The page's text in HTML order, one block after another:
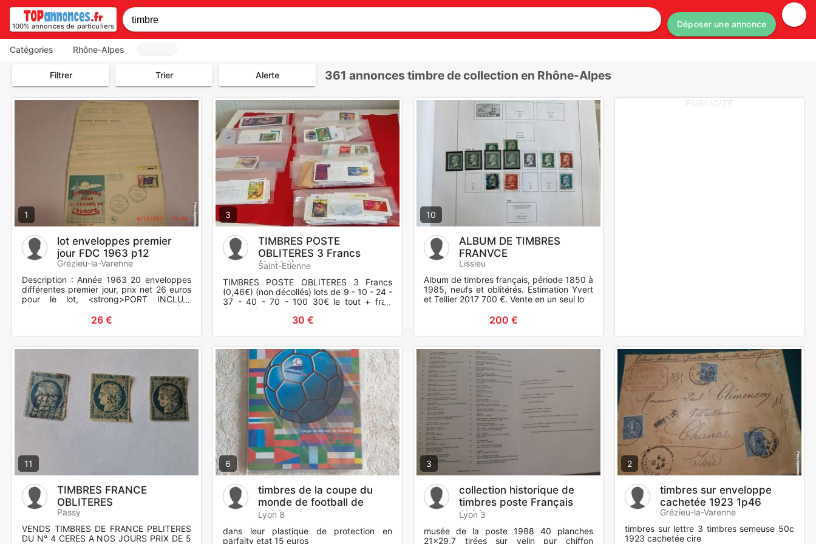
100% annonces de particuliers Déposer une annonce
Catégories Rhône-Alpes
Filtrer Trier Alerte 361 annonces timbre de collection en Rhône-Alpes
1
lot enveloppes premier
jour FDC 1963 p12
Grézieu-la-Varenne
Description : Année 1963 20 enveloppes
différentes premier jour, prix net 26 euros
pour le lot, <strong>PORT INCLUS.
</strong> ces enveloppes peuvent étre
vendus à l'unité, fr26 €
3
TIMBRES POSTE
OBLITERES 3 Francs
(0,46€)
Saint-Etienne
TIMBRES POSTE OBLITERES 3 Francs
(0,46€) (non décollés) lots de 9 - 10 - 24 -
37 - 40 - 70 - 100 30€ le tout + frais
d'envoi éventuellement (possibilité acheter
30 €
10
ALBUM DE TIMBRES
FRANVCE
Lissieu
Album de timbres français, période 1850 à
1985, neufs et oblitérés. Estimation Yvert
et Tellier 2017 700 €. Vente en un seul lot.
200 €
PUBLICITE
11
TIMBRES FRANCE
OBLITERES
Passy
VENDS TIMBRES DE FRANCE PBLITERES
DU N° 4 CERES A NOS JOURS PRIX DE 5
6
timbres de la coupe du
monde de football de
1998
Lyon 8
dans leur plastique de protection en
parfaity etat 15 euros
3
collection historique de
timbres poste Français
1988
Lyon 3
musée de la poste 1988 40 planches
21x29,7 tirées sur velin pur chiffon
2
timbres sur enveloppe
cachetée 1923 1p46
Grézieu-la-Varenne
timbres sur lettre 3 timbres semeuse 50c
1923 cachetée cire